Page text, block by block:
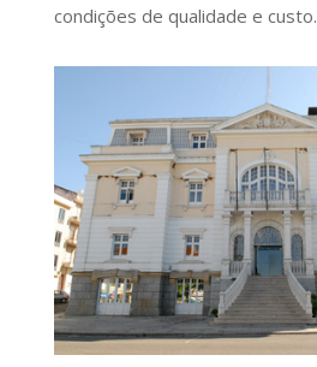
condições de qualidade e custo.